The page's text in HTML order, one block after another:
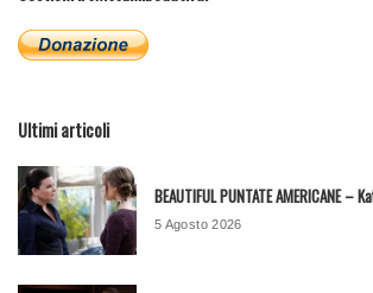
Ultimi articoli
BEAUTIFUL PUNTATE AMERICANE –
5 Agosto 2026